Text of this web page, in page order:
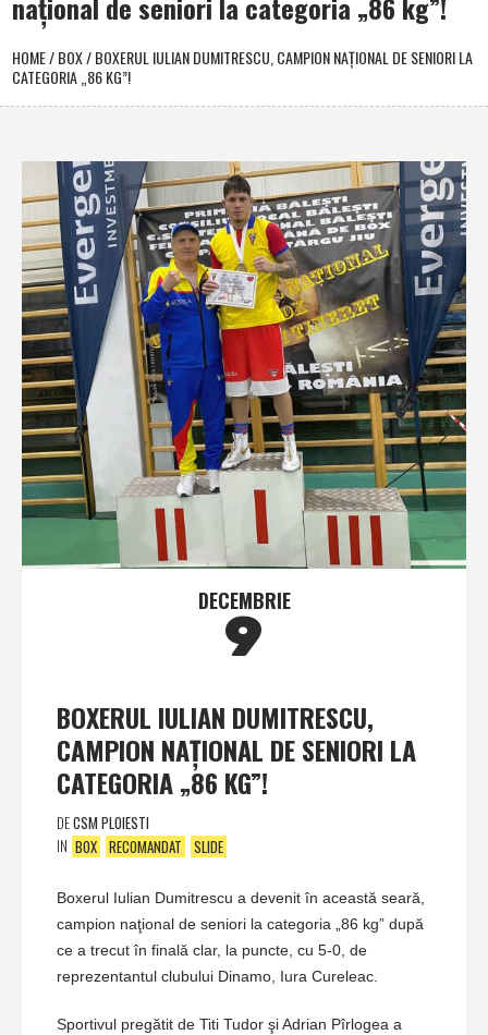
HOME/BOX/BOXERUL IULIAN DUMITRESCU, CAMPION NAŢIONAL DE SENIORI LA
CATEGORIA „86 KG”!
DECEMBRIE
9
BOXERUL IULIAN DUMITRESCU,
CAMPION NAŢIONAL DE SENIORI LA
CATEGORIA „86 KG”!
DECSM PLOIESTI
IN BOX RECOMANDAT SLIDE
Boxerul Iulian Dumitrescu a devenit în această seară,
campion naţional de seniori la categoria „86 kg” după
ce a trecut în finală clar, la puncte, cu 5-0, de
reprezentantul clubului Dinamo, Iura Cureleac.
Sportivul pregătit de Titi Tudor şi Adrian Pîrlogea a